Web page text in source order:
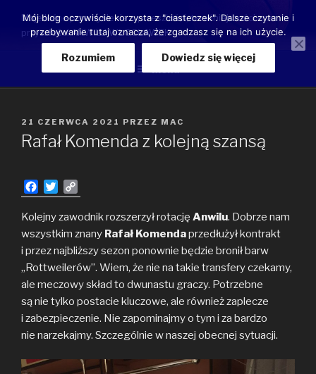
treści
Moje luźne przemyślenia o przeszłości, teraźniejszości oraz
przyszłości ANWILU WŁOCŁAWEK
OPUBLIKOWANE
W
21 CZERWCA 2021 PRZEZ MAC
Rafał Komenda z kolejną szansą
a
c
b
o
o
k
w
i
t
e
r
o
p
i
n
k
Kolejny zawodnik rozszerzył rotację Anwilu. Dobrze nam
wszystkim znany Rafał Komendaprzedłużył kontrakt
i przez najbliższy sezon ponownie będzie bronił barw
„Rottweilerów”. Wiem, że nie na takie transfery czekamy,
ale meczowy skład to dwunastu graczy. Potrzebne
są nie tylko postacie kluczowe, ale również zaplecze
i zabezpieczenie. Nie zapominajmy o tym i za bardzo
nie narzekajmy. Szczególnie w naszej obecnej sytuacji.
Mój blog oczywiście korzysta z "ciasteczek". Dalsze czytanie i
przebywanie tutaj oznacza, że zgadzasz się na ich użycie.
Rozumiem Dowiedz się więcej